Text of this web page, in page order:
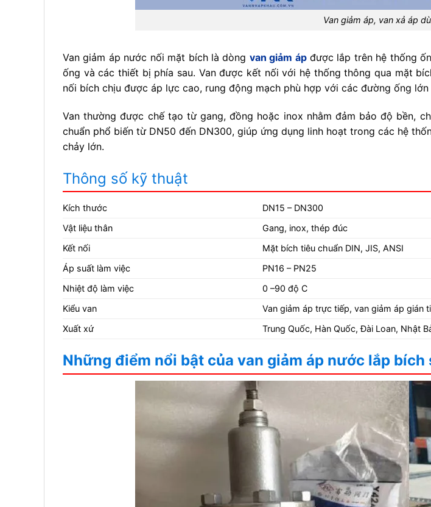
Van giảm áp, van xả áp
Van giảm áp nước nối mặt bích là dòng van giảm ápđược lắp trên hệ thống
ống và các thiết bị phía sau. Van được kết nối với hệ thống thông qua mặt
nối bích chịu được áp lực cao, rung động mạch phù hợp với các đường ống
Van thường được chế tạo từ gang, đồng hoặc inox nhằm đảm bảo độ bền,
chuẩn phổ biến từ DN50 đến DN300, giúp ứng dụng linh hoạt trong các hệ
chảy lớn.
Thông số kỹ thuật
Kích thước
DN15 – DN300
Vật liệu thân
Gang, inox, thép đúc
Kết nối
Mặt bích tiêu chuẩn DIN, JIS, ANSI
Áp suất làm việc
PN16 – PN25
Nhiệt độ làm việc
0 –90 độ C
Kiểu van
Van giảm áp trực tiếp, van giảm áp gián
Xuất xứ
Trung Quốc, Hàn Quốc, Đài Loan, Nhật
Những điểm nổi bật của van giảm áp nước lắp bích